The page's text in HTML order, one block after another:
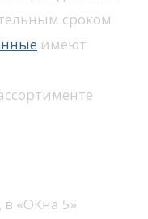
сроком
имеют
«ОКна 5»